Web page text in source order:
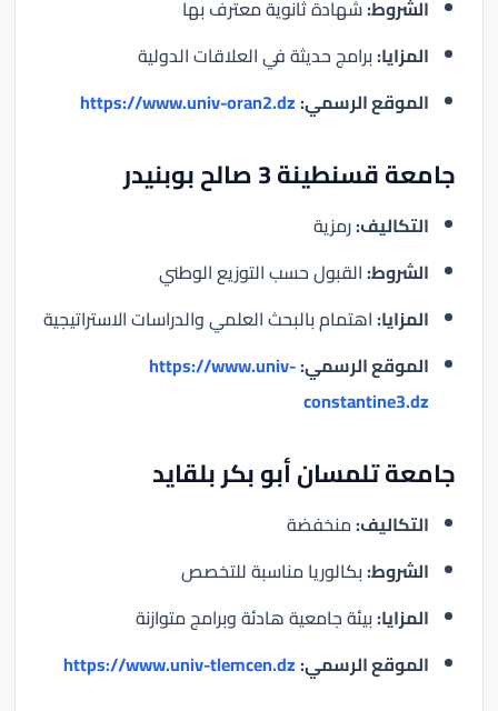
الشروط:شهادة ثانوية معترف بها
المزايا:برامج حديثة في العلاقات الدولية
الموقع الرسمي:https://www.univ-oran2.dz
جامعة قسنطينة 3 صالح بوبنيدر
التكاليف:رمزية
الشروط:القبول حسب التوزيع الوطني
المزايا:اهتمام بالبحث العلمي والدراسات الاستراتيجية
الموقع الرسمي:https://www.univ-
constantine3.dz
جامعة تلمسان أبو بكر بلقايد
التكاليف:منخفضة
الشروط:بكالوريا مناسبة للتخصص
المزايا:بيئة جامعية هادئة وبرامج متوازنة
الموقع الرسمي:https://www.univ-tlemcen.dz